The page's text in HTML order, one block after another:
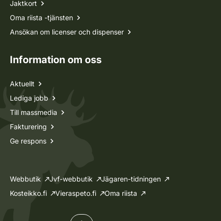
Jaktkort
Oma riista -tjänsten
Ansökan om licenser och dispenser
Information om oss
Aktuellt
Lediga jobb
Till massmedia
Fakturering
Ge respons
Webbutik Jvf-webbutik
Jägaren-tidningen
Kosteikko.fi
Vieraspeto.fi Oma riista